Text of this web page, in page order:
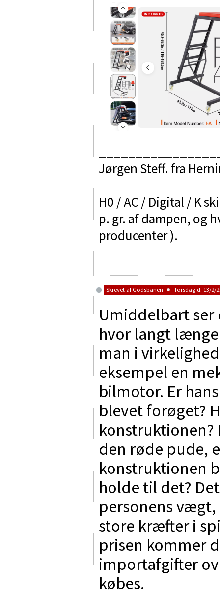
Jørgen Steff. fra
H0 / AC / Digital / K
p. gr. af dampen, og
producenter ).
Skrevet af Godsbanen Torsdag d. 13/2/
Umiddelbart
hvor langt
man i
eksempel en
bilmotor. Er
blevet forøget?
konstruktionen?
den røde pude,
konstruktionen
holde til det?
personens
store kræfter i
prisen kommer
importafgifter
købes.